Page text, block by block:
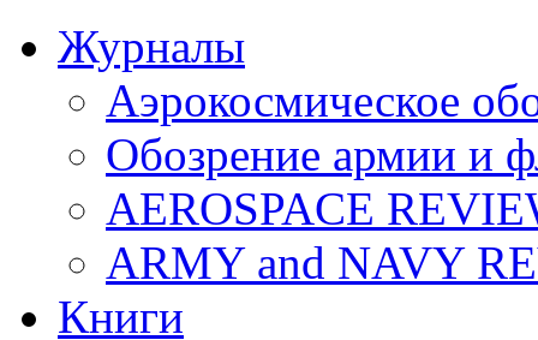
Журналы
Аэрокосмическое
Обозрение армии и
AEROSPACE
ARMY and NAVY
Книги